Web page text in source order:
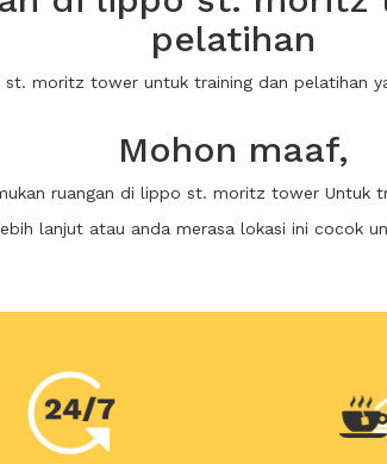
pelatihan
moritz tower untuk training dan pelatihan
Mohon maaf,
ruangan di lippo st. moritz tower Untuk
lanjut atau anda merasa lokasi ini cocok